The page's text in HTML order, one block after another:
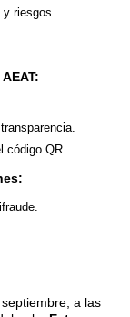
y riesgos
código QR.
a las